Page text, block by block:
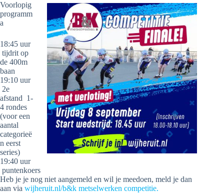
Voorlopig
programm
a
18:45 uur
tijdrit op
de 400m
baan
19:10 uur
2e
afstand 1-
4 rondes
(voor een
aantal
categorieë
n eerst
series)
19:40 uur
puntenkoers
Heb je je nog niet aangemeld en wil je meedoen, meld je dan
aan via wijheruit.nl/b&k metselwerken competitie.